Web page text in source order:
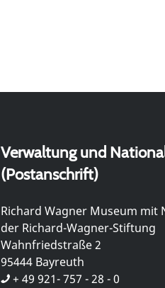
Verwaltung und
(Postanschrift)
Richard Wagner Museum mit
der Richard-Wagner-Stiftung
Wahnfriedstraße 2
95444 Bayreuth
+ 49 921- 757 - 28 - 0